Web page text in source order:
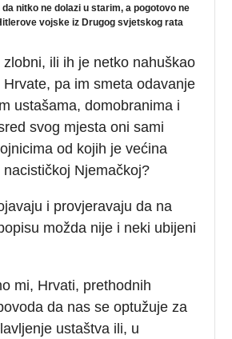
nitko ne dolazi u starim, a pogotovo ne
vojske iz Drugog svjetskog rata
ili ih je netko nahuškao
pa im smeta odavanje
ustašama, domobranima i
svog mjesta oni sami
od kojih je većina
Njemačkoj?
i provjeravaju da na
možda nije i neki ubijeni
mi, Hrvati, prethodnih
da nas se optužuje za
ustaštva ili, u